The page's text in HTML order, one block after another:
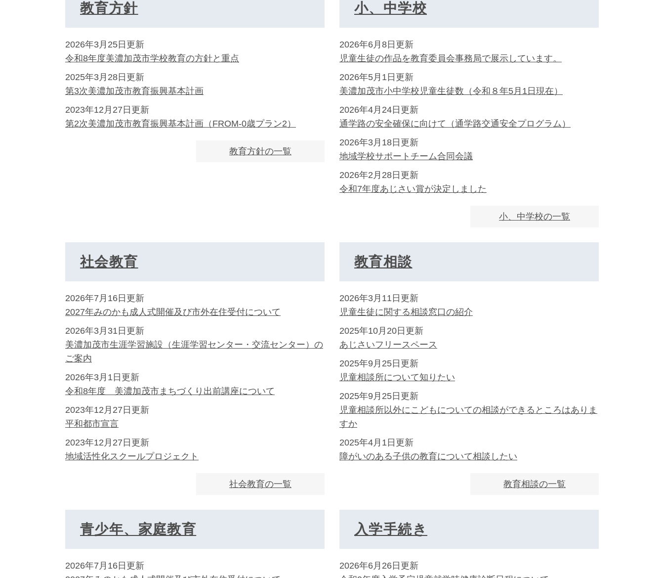
教育方針
2026年3月25日更新
令和8年度美濃加茂市学校教育の方針と重点
2025年3月28日更新
第3次美濃加茂市教育振興基本計画
2023年12月27日更新
第2次美濃加茂市教育振興基本計画（FROM-0歳プラン2）
教育方針の一覧
小、中学校
2026年6月8日更新
児童生徒の作品を教育委員会事務局で展示しています。
2026年5月1日更新
美濃加茂市小中学校児童生徒数（令和８年5月1日現在）
2026年4月24日更新
通学路の安全確保に向けて（通学路交通安全プログラム）
2026年3月18日更新
地域学校サポートチーム合同会議
2026年2月28日更新
令和7年度あじさい賞が決定しました
小、中学校の一覧
社会教育
2026年7月16日更新
2027年みのかも成人式開催及び市外在住受付について
2026年3月31日更新
美濃加茂市生涯学習施設（生涯学習センター・交流センター）の
ご案内
2026年3月1日更新
令和8年度 美濃加茂市まちづくり出前講座について
2023年12月27日更新
平和都市宣言
2023年12月27日更新
地域活性化スクールプロジェクト
社会教育の一覧
教育相談
2026年3月11日更新
児童生徒に関する相談窓口の紹介
2025年10月20日更新
あじさいフリースペース
2025年9月25日更新
児童相談所について知りたい
2025年9月25日更新
児童相談所以外にこどもについての相談ができるところはありま
すか
2025年4月1日更新
障がいのある子供の教育について相談したい
教育相談の一覧
青少年、家庭教育
2026年7月16日更新
入学手続き
2026年6月26日更新